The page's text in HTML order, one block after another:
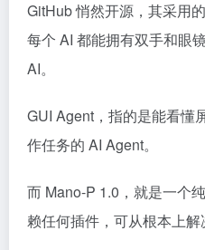
GitHub 悄然开源，其采用
每个 AI 都能拥有双手和眼
AI。
GUI Agent，指的是能看懂
作任务的 AI Agent。
而 Mano-P 1.0，就是一个
赖任何插件，可从根本上解